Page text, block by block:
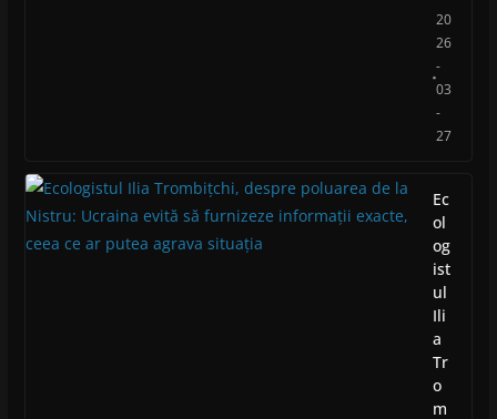
20
26
-
03
-
27
Ec
ol
og
ist
ul
Ili
a
Tr
o
m